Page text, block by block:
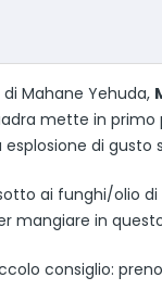
Mahane Yehuda,
mette in
di gusto
ai funghi/olio
mangiare in
consiglio: